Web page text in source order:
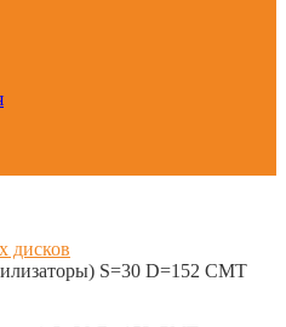
дисков
S=30 D=152 CMT